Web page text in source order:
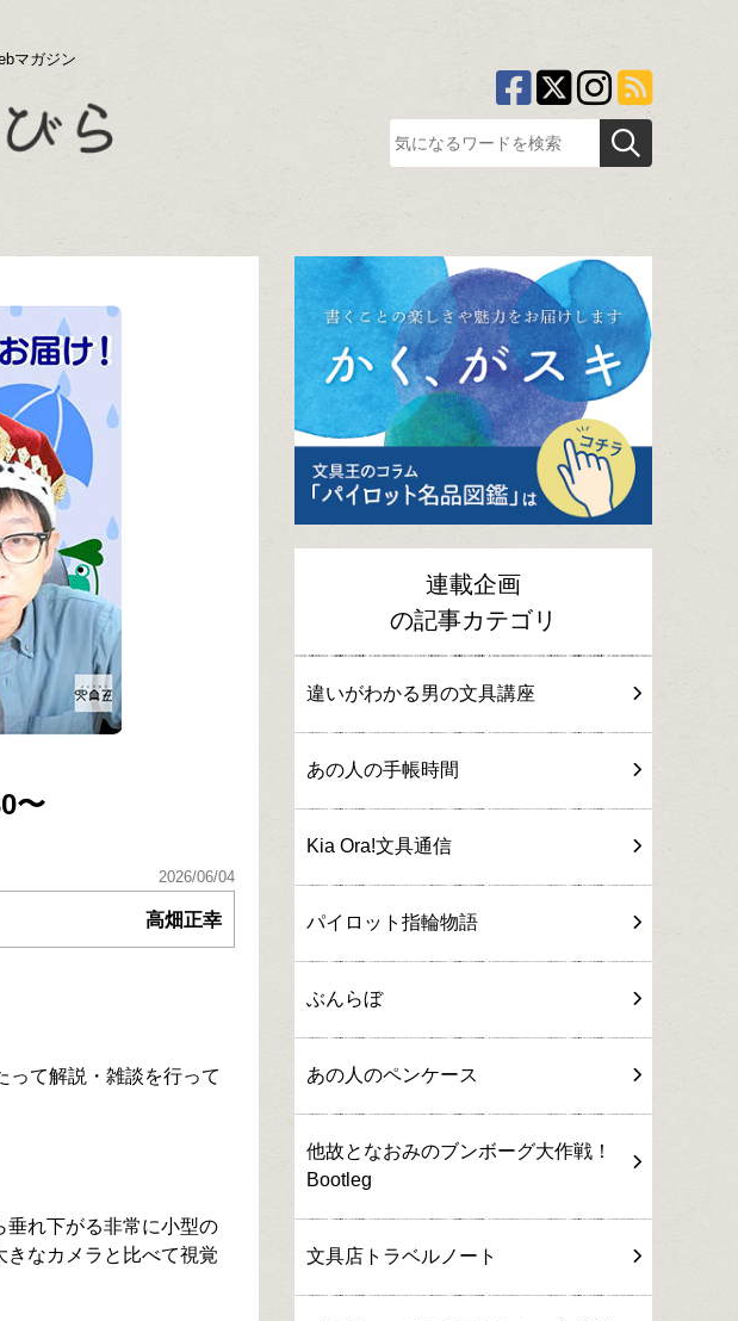
マガジン
〜
2026/06/04
高畑正幸
って解説・雑談を行って
垂れ下がる非常に小型の
なカメラと比べて視覚
連載企画
の記事カテゴリ
違いがわかる男の文具講座
あの人の手帳時間
Kia Ora!文具通信
パイロット指輪物語
ぶんらぼ
あの人のペンケース
他故となおみのブンボーグ大作戦！
Bootleg
文具店トラベルノート